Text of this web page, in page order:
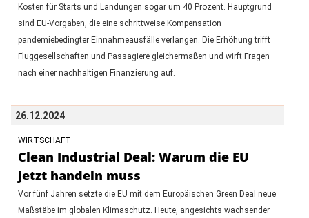
Kosten für Starts und Landungen sogar um 40 Prozent. Hauptgrund
sind EU-Vorgaben, die eine schrittweise Kompensation
pandemiebedingter Einnahmeausfälle verlangen. Die Erhöhung trifft
Fluggesellschaften und Passagiere gleichermaßen und wirft Fragen
nach einer nachhaltigen Finanzierung auf.
26.12.2024
WIRTSCHAFT
Clean Industrial Deal: Warum die EU
jetzt handeln muss
Vor fünf Jahren setzte die EU mit dem Europäischen Green Deal neue
Maßstäbe im globalen Klimaschutz. Heute, angesichts wachsender